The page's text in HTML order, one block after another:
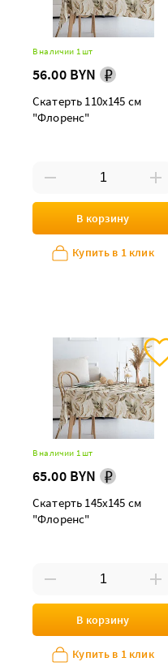
В наличии 1 шт
56.00 BYN
Скатерть 110х145 см
"Флоренс"
В корзину
Купить в 1 клик
В наличии 1 шт
65.00 BYN
Скатерть 145х145 см
"Флоренс"
В корзину
Купить в 1 клик